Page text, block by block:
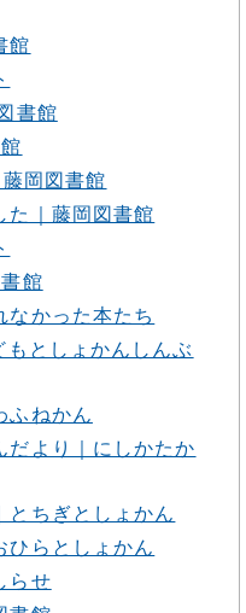
館
書館
岡図書館
た｜藤岡図書館
館
なかった本たち
としょかんしんぶ
ふねかん
だより｜にしかたか
とちぎとしょかん
ひらとしょかん
らせ